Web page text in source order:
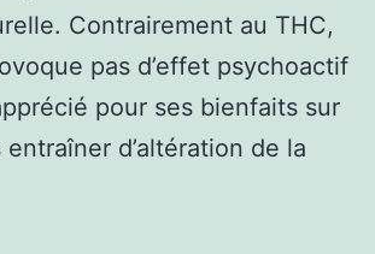
Contrairement au THC,
pas d’effet psychoactif
pour ses bienfaits sur
d’altération de la